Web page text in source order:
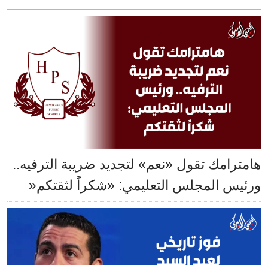
هامترامك تقول «نعم» لتجديد ضريبة الترفيه..
ورئيس المجلس التعليمي: «شكراً لثقتكم«